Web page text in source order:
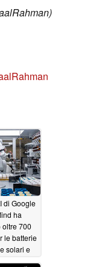
di Google
ha
oltre 700
le batterie
solari e
12/17/2023